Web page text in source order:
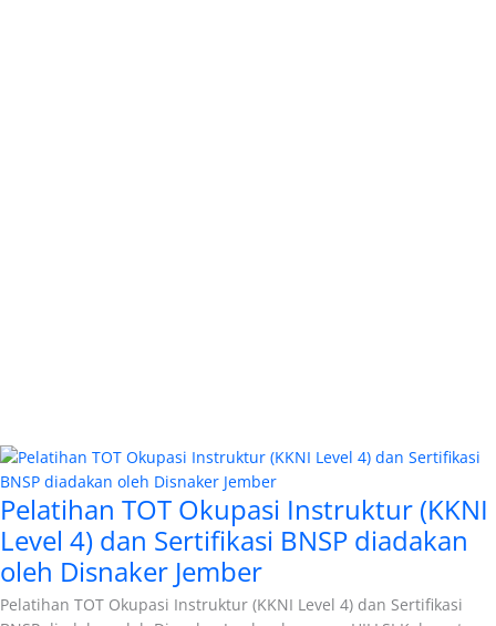
Pelatihan TOT Okupasi Instruktur (KKNI
Level 4) dan Sertifikasi BNSP diadakan
oleh Disnaker Jember
Pelatihan TOT Okupasi Instruktur (KKNI Level 4) dan Sertifikasi